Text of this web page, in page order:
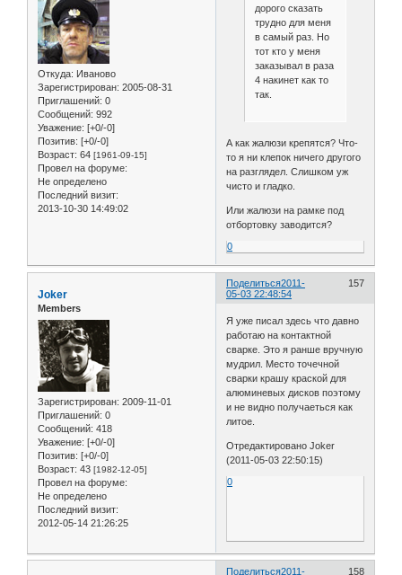
Откуда: Иваново
Зарегистрирован: 2005-08-31
Приглашений: 0
Сообщений: 992
Уважение: [+0/-0]
Позитив: [+0/-0]
Возраст: 64 [1961-09-15]
Провел на форуме:
Не определено
Последний визит:
2013-10-30 14:49:02
дорого сказать
трудно для меня
в самый раз. Но
тот кто у меня
заказывал в раза
4 накинет как то
так.
А как жалюзи крепятся? Что-
то я ни клепок ничего другого
на разглядел. Слишком уж
чисто и гладко.
Или жалюзи на рамке под
отбортовку заводится?
0
Поделиться 157
2011-
05-03 22:48:54
Joker
Members
Зарегистрирован: 2009-11-01
Приглашений: 0
Сообщений: 418
Уважение: [+0/-0]
Позитив: [+0/-0]
Возраст: 43 [1982-12-05]
Провел на форуме:
Не определено
Последний визит:
2012-05-14 21:26:25
Я уже писал здесь что давно
работаю на контактной
сварке. Это я ранше вручную
мудрил. Место точечной
сварки крашу краской для
алюминевых дисков поэтому
и не видно получаеться как
литое.
Отредактировано Joker
(2011-05-03 22:50:15)
0
Поделиться 158
2011-